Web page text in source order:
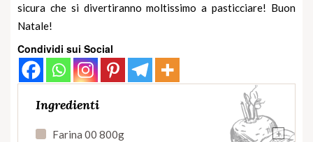
sicura che si divertiranno moltissimo a pasticciare! Buon
Natale!
Condividi sui Social
Ingredienti
+
Farina 00 800g